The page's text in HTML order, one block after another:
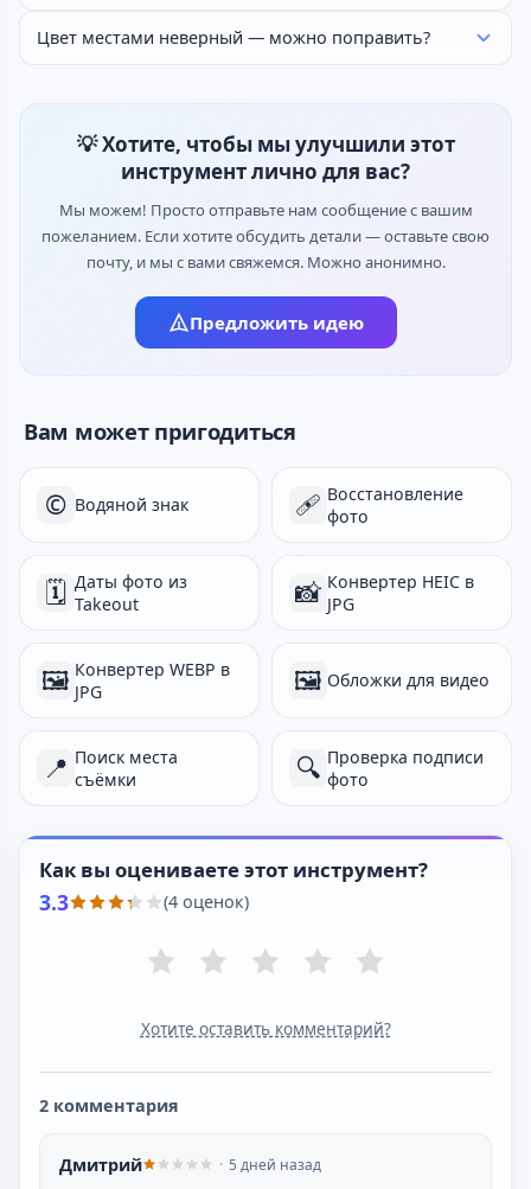
Цвет местами неверный — можно поправить?
💡 Хотите, чтобы мы улучшили этот
инструмент лично для вас?
Мы можем! Просто отправьте нам сообщение с вашим
пожеланием. Если хотите обсудить детали — оставьте свою
почту, и мы с вами свяжемся. Можно анонимно.
Предложить идею
Вам может пригодиться
©️ Водяной знак 🩹 Восстановление
фото
🗓 Даты фото из
Takeout
📸 Конвертер HEIC в
JPG
🖼️ Конвертер WEBP в
JPG
🖼️ Обложки для видео
📍 Поиск места
съёмки
🔍 Проверка подписи
фото
Как вы оцениваете этот инструмент?
3.3 (4 оценок)
Хотите оставить комментарий?
2 комментария
Дмитрий 5 дней назад